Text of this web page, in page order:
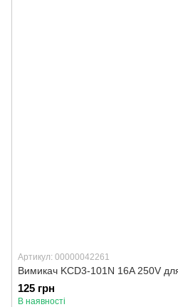
Артикул: 00000042261
Вимикач KCD3-101N 16A 250V
125 грн
В наявності